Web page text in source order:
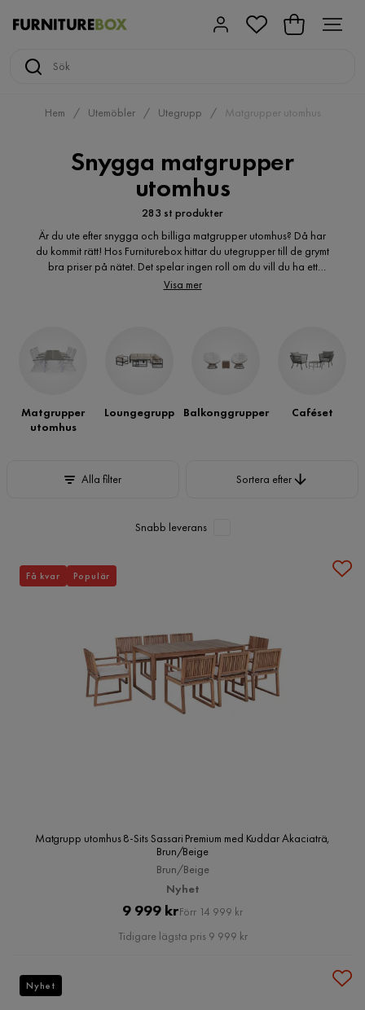
Hem Utemöbler Utegrupp Matgrupper utomhus
Snygga matgrupper
utomhus
283 st produkter
Är du ute efter snygga och billiga matgrupper utomhus? Då har
du kommit rätt! Hos Furniturebox hittar du utegrupper till de grymt
bra priser på nätet. Det spelar ingen roll om du vill du ha ett
klassiskt eller modernt uttryck, hos Furniturebox hittar du flera
söker. Altanmöbler online i många olika varianter och utföranden
Visa mer
Matgrupper
utomhus
Loungegrupp Balkonggrupper Caféset
Alla filter Sortera efter
Snabb leverans
Matgrupp utomhus 8-Sits Sassari Premium med Kuddar Akaciaträ,
Brun/Beige
Brun/Beige
Nyhet
Pris
9 999 krOriginal
Pris
Förr 14 999 kr
Tidigare lägsta pris 9 999 kr
Få kvar Populär
Nyhet